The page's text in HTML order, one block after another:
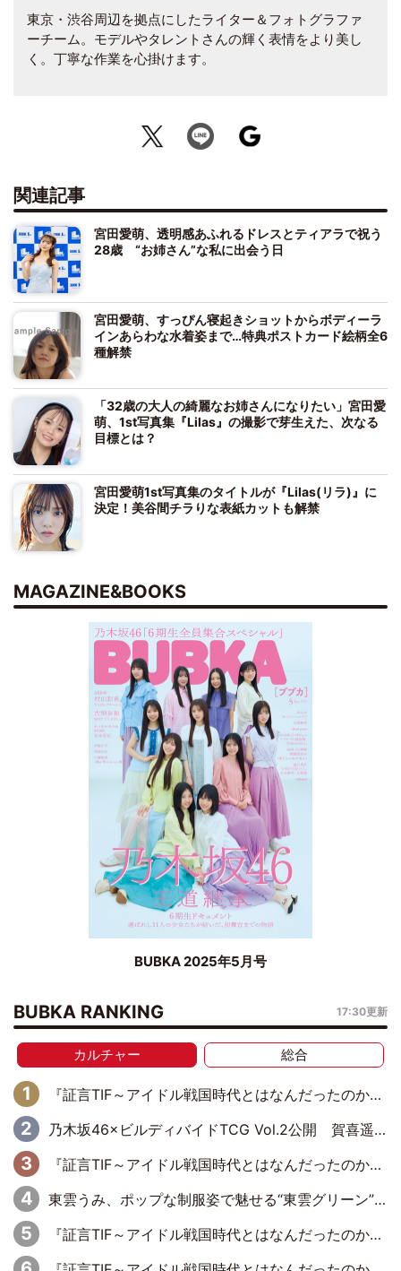
東京・渋谷周辺を拠点にしたライター＆フォトグラファ
ーチーム。モデルやタレントさんの輝く表情をより美し
く。丁寧な作業を心掛けます。
関連記事
宮田愛萌、透明感あふれるドレスとティアラで祝う
28歳 “お姉さん”な私に出会う日
宮田愛萌、すっぴん寝起きショットからボディーラ
インあらわな水着姿まで…特典ポストカード絵柄全6
種解禁
「32歳の大人の綺麗なお姉さんになりたい」宮田愛
萌、1st写真集『Lilas』の撮影で芽生えた、次なる
目標とは？
宮田愛萌1st写真集のタイトルが『Lilas(リラ)』に
決定！美谷間チラりな表紙カットも解禁
MAGAZINE&BOOKS
BUBKA 2025年5月号
BUBKA RANKING 17:30更新
カルチャー 総合
『証言TIF～アイドル戦国時代とはなんだったのか～』第10回：さくら学院・武藤彩未×飯田らうら「正直、中3で辞めるというのを信じてなくて。そう言われてはいたけど、嘘でしょって」
乃木坂46×ビルディバイドTCG Vol.2公開 賀喜遥香＆田村真佑が『京まふ』ステージに登壇
『証言TIF～アイドル戦国時代とはなんだったのか～』第8回：Negicco・Nao☆×Megu×Kaede「東京からオファーが来たのと、梨の皮剥きとどっちが大事なんだって」
東雲うみ、ポップな制服姿で魅せる“東雲グリーン”の正体
『証言TIF～アイドル戦国時代とはなんだったのか～』第7回：BiS・プー・ルイ×ミチバヤシリオ「誰もパンツは投げないですからね。でも、特に話題になった記憶もないです（笑）」